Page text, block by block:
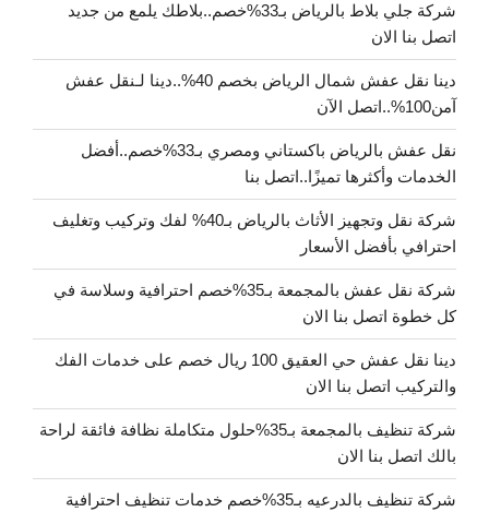
شركة جلي بلاط بالرياض بـ33%خصم..بلاطك يلمع من جديد
اتصل بنا الان
دينا نقل عفش شمال الرياض بخصم 40%..دينا لـنقل عفش
آمن100%..اتصل الآن
نقل عفش بالرياض باكستاني ومصري بـ33%خصم..أفضل
الخدمات وأكثرها تميزًا..اتصل بنا
شركة نقل وتجهيز الأثاث بالرياض بـ40% لفك وتركيب وتغليف
احترافي بأفضل الأسعار
شركة نقل عفش بالمجمعة بـ35%خصم احترافية وسلاسة في
كل خطوة اتصل بنا الان
دينا نقل عفش حي العقيق 100 ريال خصم على خدمات الفك
والتركيب اتصل بنا الان
شركة تنظيف بالمجمعة بـ35%حلول متكاملة نظافة فائقة لراحة
بالك اتصل بنا الان
شركة تنظيف بالدرعيه بـ35%خصم خدمات تنظيف احترافية